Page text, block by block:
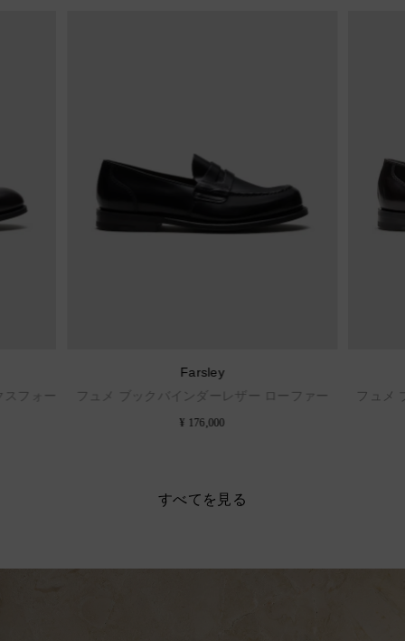
スフォー
Farsley
フュメ ブックバインダーレザー ローファー
¥ 176,000
フュメ
すべてを見る